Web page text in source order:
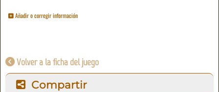
Añadir o corregir información
Volver a la ficha del juego
Compartir